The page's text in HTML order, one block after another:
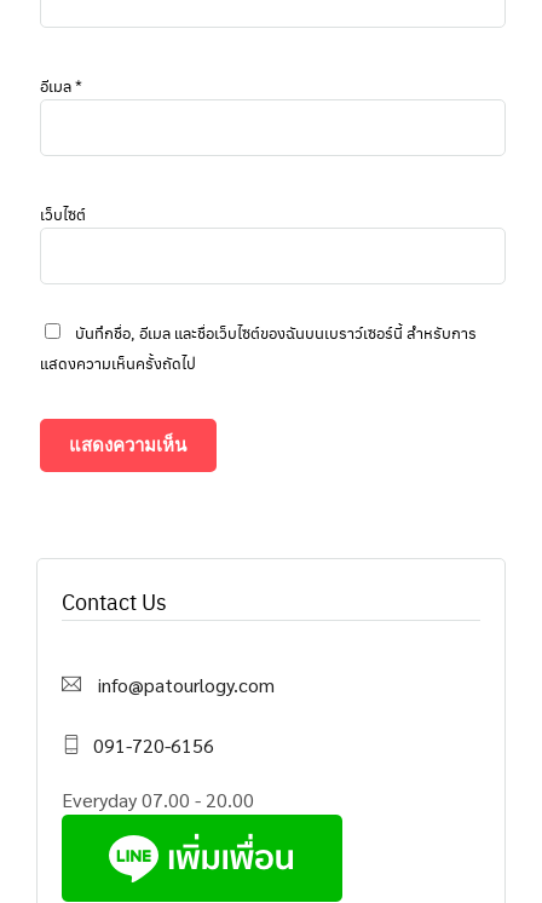
อีเมล*
เว็บไซต์
บันทึกชื่อ, อีเมล และชื่อเว็บไซต์ของฉันบนเบราว์เซอร์นี้ สำหรับการ
แสดงความเห็นครั้งถัดไป
Contact Us
info@patourlogy.com
091-720-6156
Everyday 07.00 - 20.00